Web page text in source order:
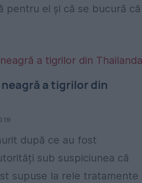
pentru ei și că se bucură că
a tigrilor din
după ce au fost
sub suspiciunea că
supuse la rele tratamente